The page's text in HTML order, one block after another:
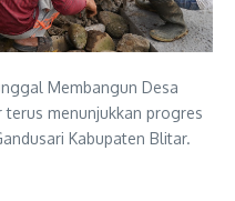
Membangun Desa
terus menunjukkan progres
Kabupaten Blitar.